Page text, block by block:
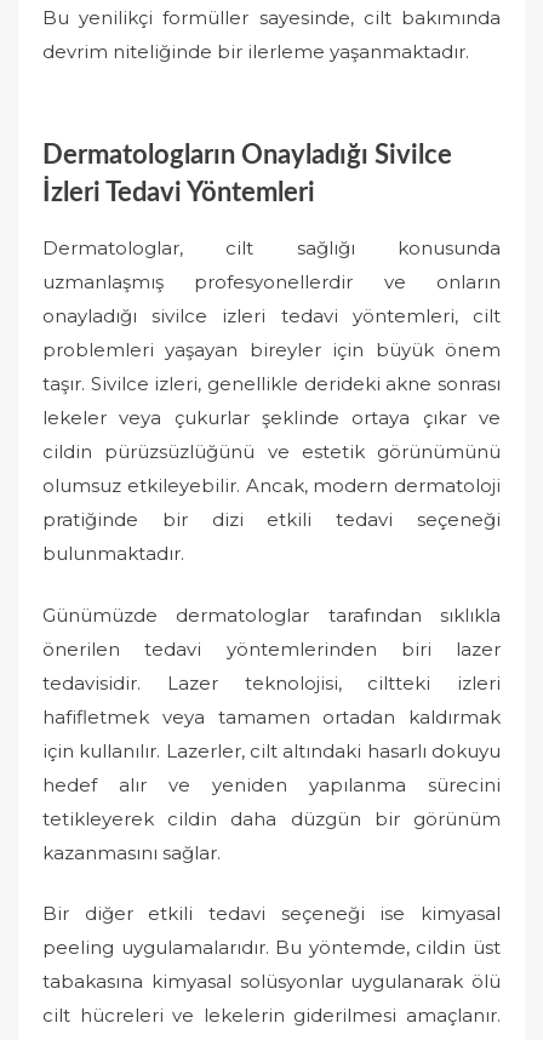
Bu yenilikçi formüller sayesinde, cilt bakımında
devrim niteliğinde bir ilerleme yaşanmaktadır.
Dermatologların Onayladığı Sivilce
İzleri Tedavi Yöntemleri
Dermatologlar, cilt sağlığı konusunda
uzmanlaşmış profesyonellerdir ve onların
onayladığı sivilce izleri tedavi yöntemleri, cilt
problemleri yaşayan bireyler için büyük önem
taşır. Sivilce izleri, genellikle derideki akne sonrası
lekeler veya çukurlar şeklinde ortaya çıkar ve
cildin pürüzsüzlüğünü ve estetik görünümünü
olumsuz etkileyebilir. Ancak, modern dermatoloji
pratiğinde bir dizi etkili tedavi seçeneği
bulunmaktadır.
Günümüzde dermatologlar tarafından sıklıkla
önerilen tedavi yöntemlerinden biri lazer
tedavisidir. Lazer teknolojisi, ciltteki izleri
hafifletmek veya tamamen ortadan kaldırmak
için kullanılır. Lazerler, cilt altındaki hasarlı dokuyu
hedef alır ve yeniden yapılanma sürecini
tetikleyerek cildin daha düzgün bir görünüm
kazanmasını sağlar.
Bir diğer etkili tedavi seçeneği ise kimyasal
peeling uygulamalarıdır. Bu yöntemde, cildin üst
tabakasına kimyasal solüsyonlar uygulanarak ölü
cilt hücreleri ve lekelerin giderilmesi amaçlanır.